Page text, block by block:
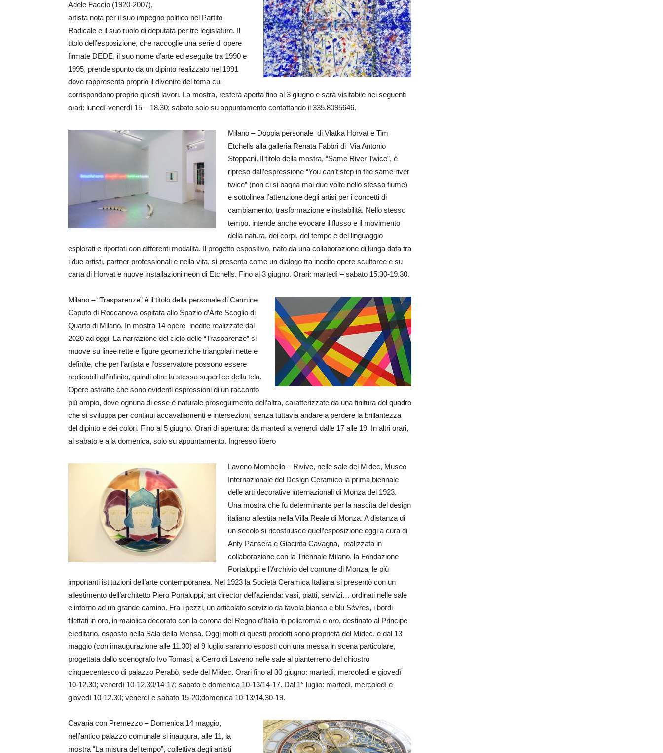
Adele Faccio (1920-2007),
artista nota per il suo impegno politico nel Partito
Radicale e il suo ruolo di deputata per tre legislature. Il
titolo dell’esposizione, che raccoglie una serie di opere
firmate DEDE, il suo nome d’arte ed eseguite tra 1990 e
1995, prende spunto da un dipinto realizzato nel 1991
dove rappresenta proprio il divenire del tema cui
corrispondono proprio questi lavori. La mostra, resterà aperta fino al 3 giugno e sarà visitabile nei seguenti
orari: lunedì-venerdì 15 – 18.30; sabato solo su appuntamento contattando il 335.8095646.
Milano – Doppia personale di Vlatka Horvat e Tim
Etchells alla galleria Renata Fabbri di Via Antonio
Stoppani. Il titolo della mostra, “Same River Twice”, è
ripreso dall’espressione “You can’t step in the same river
twice” (non ci si bagna mai due volte nello stesso fiume)
e sottolinea l’attenzione degli artisi per i concetti di
cambiamento, trasformazione e instabilità. Nello stesso
tempo, intende anche evocare il flusso e il movimento
della natura, dei corpi, del tempo e del linguaggio
esplorati e riportati con differenti modalità. Il progetto espositivo, nato da una collaborazione di lunga data tra
i due artisti, partner professionali e nella vita, si presenta come un dialogo tra inedite opere scultoree e su
carta di Horvat e nuove installazioni neon di Etchells. Fino al 3 giugno. Orari: martedì – sabato 15.30-19.30.
Milano – “Trasparenze” è il titolo della personale di Carmine
Caputo di Roccanova ospitata allo Spazio d’Arte Scoglio di
Quarto di Milano. In mostra 14 opere inedite realizzate dal
2020 ad oggi. La narrazione del ciclo delle “Trasparenze” si
muove su linee rette e figure geometriche triangolari nette e
definite, che per l’artista e l’osservatore possono essere
replicabili all’infinito, quindi oltre la stessa superfice della tela.
Opere astratte che sono evidenti espressioni di un racconto
più ampio, dove ognuna di esse è naturale proseguimento dell’altra, caratterizzate da una finitura del quadro
che si sviluppa per continui accavallamenti e intersezioni, senza tuttavia andare a perdere la brillantezza
del dipinto e dei colori. Fino al 5 giugno. Orari di apertura: da martedì a venerdì dalle 17 alle 19. In altri orari,
al sabato e alla domenica, solo su appuntamento. Ingresso libero
Laveno Mombello – Rivive, nelle sale del Midec, Museo
Internazionale del Design Ceramico la prima biennale
delle arti decorative internazionali di Monza del 1923.
Una mostra che fu determinante per la nascita del design
italiano allestita nella Villa Reale di Monza. A distanza di
un secolo si ricostruisce quell’esposizione oggi a cura di
Anty Pansera e Giacinta Cavagna, realizzata in
collaborazione con la Triennale Milano, la Fondazione
Portaluppi e l’Archivio del comune di Monza, le più
importanti istituzioni dell’arte contemporanea. Nel 1923 la Società Ceramica Italiana si presentò con un
allestimento dell’architetto Piero Portaluppi, art director dell’azienda: vasi, piatti, servizi… ordinati nelle sale
e intorno ad un grande camino. Fra i pezzi, un articolato servizio da tavola bianco e blu Sèvres, i bordi
filettati in oro, in maiolica decorato con la corona del Regno d’Italia in policromia e oro, destinato al Principe
ereditario, esposto nella Sala della Mensa. Oggi molti di questi prodotti sono proprietà del Midec, e dal 13
maggio (con imaugurazione alle 11.30) al 9 luglio saranno esposti con una messa in scena particolare,
progettata dallo scenografo Ivo Tomasi, a Cerro di Laveno nelle sale al pianterreno del chiostro
cinquecentesco di palazzo Perabò, sede del Midec. Orari fino al 30 giugno: martedì, mercoledì e giovedì
10-12.30; venerdì 10-12.30/14-17; sabato e domenica 10-13/14-17. Dal 1° luglio: martedì, mercoledì e
giovedì 10-12.30; venerdì e sabato 15-20;domenica 10-13/14.30-19.
Cavaria con Premezzo – Domenica 14 maggio,
nell’antico palazzo comunale si inaugura, alle 11, la
mostra “La misura del tempo”, collettiva degli artisti